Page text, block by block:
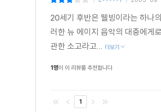
20세기 후반은 웰빙이라는 하나
러한 뉴 에이지 음악의 대중에게
관한 소고라고... 더보기
1명이 이 리뷰를 추천합니다.
1